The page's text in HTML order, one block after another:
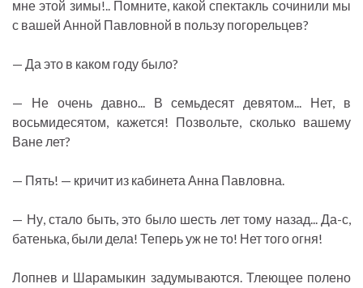
мне этой зимы!.. Помните, какой спектакль сочинили мы
с вашей Анной Павловной в пользу погорельцев?
— Да это в каком году было?
— Не очень давно... В семьдесят девятом... Нет, в
восьмидесятом, кажется! Позвольте, сколько вашему
Ване лет?
— Пять! — кричит из кабинета Анна Павловна.
— Ну, стало быть, это было шесть лет тому назад... Да-с,
батенька, были дела! Теперь уж не то! Нет того огня!
Лопнев и Шарамыкин задумываются. Тлеющее полено